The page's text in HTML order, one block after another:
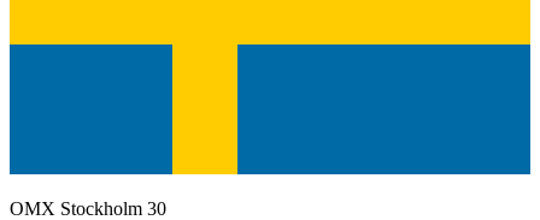
OMX Stockholm 30